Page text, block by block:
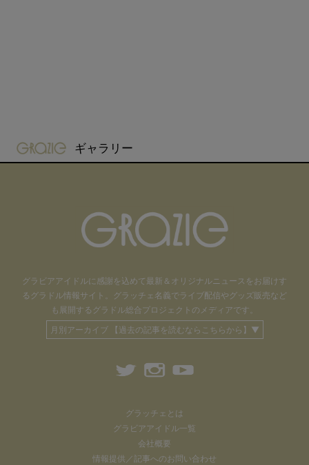
gravure-grazie
ギャラリー
グラビアアイドルに感謝を込めて 最新＆オリジナルニュースをお届けす
るグラドル情報サイト。
グラッチェ名義でライブ配信や グッズ販売など
も 展開するグラドル総合プロジェクトのメディアです。
月別アーカイブ 【過去の記事を読むならこちらから】▼
グラッチェとは
グラビアアイドル一覧
会社概要
情報提供／記事へのお問い合わせ